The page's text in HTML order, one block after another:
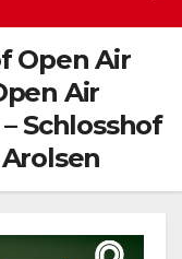
Open Air
Air
Schlosshof